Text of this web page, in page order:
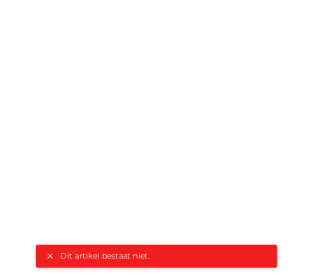
Dit artikel bestaat niet.